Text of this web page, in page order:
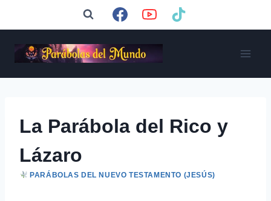
La Parábola del Rico y
Lázaro
PARÁBOLAS DEL NUEVO TESTAMENTO (JESÚS)